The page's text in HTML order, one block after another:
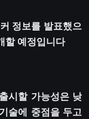
정보를 발표했으
할 예정입니다
시할 가능성은 낮
술에 중점을 두고